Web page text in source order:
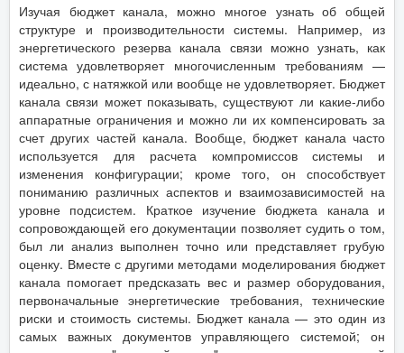
Изучая бюджет канала, можно многое узнать об общей
структуре и производительности системы. Например, из
энергетического резерва канала связи можно узнать, как
система удовлетворяет многочисленным требованиям —
идеально, с натяжкой или вообще не удовлетворяет. Бюджет
канала связи может показывать, существуют ли какие-либо
аппаратные ограничения и можно ли их компенсировать за
счет других частей канала. Вообще, бюджет канала часто
используется для расчета компромиссов системы и
изменения конфигурации; кроме того, он способствует
пониманию различных аспектов и взаимозависимостей на
уровне подсистем. Краткое изучение бюджета канала и
сопровождающей его документации позволяет судить о том,
был ли анализ выполнен точно или представляет грубую
оценку. Вместе с другими методами моделирования бюджет
канала помогает предсказать вес и размер оборудования,
первоначальные энергетические требования, технические
риски и стоимость системы. Бюджет канала — это один из
самых важных документов управляющего системой; он